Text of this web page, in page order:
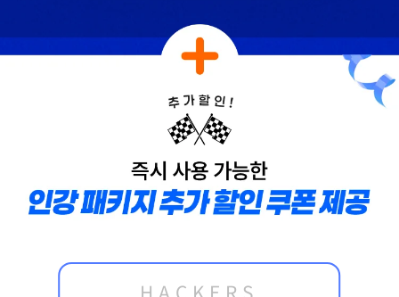
합격생 김*인님
합격할 수 있었습니다.
합격생 양*성님
해커스의 선생님들이
직접 답안을 봐주시고
피드백 해주셔서 합격할
수 있었습니다.
합격생 이*원님
다른 학원 강의를 모두